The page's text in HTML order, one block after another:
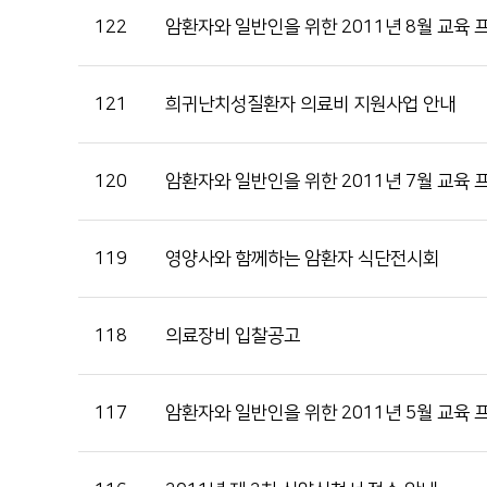
이달의 논문
041-570-2114
122 암환자와 일반인을 위한 2011년 8월 교육
121 희귀난치성질환자 의료비 지원사업 안내
120 암환자와 일반인을 위한 2011년 7월 교육
119 영양사와 함께하는 암환자 식단전시회
118 의료장비 입찰공고
117 암환자와 일반인을 위한 2011년 5월 교육